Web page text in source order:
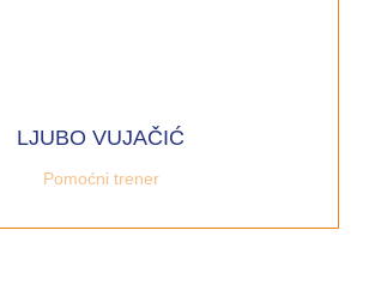
LJUBO VUJAČIĆ
Pomoćni trener